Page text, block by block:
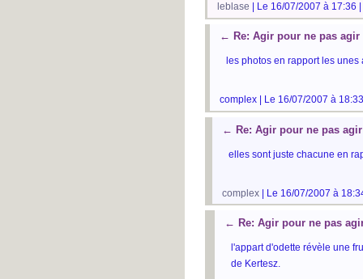
leblase | Le 16/07/2007 à 17:36 |
← Re: Agir pour ne pas agir
les photos en rapport les
complex | Le 16/07/2007 à
← Re: Agir pour ne pas
elles sont juste chacune en
complex | Le 16/07/2007 à
← Re: Agir pour ne pas
l'appart d'odette révèle une
de Kertesz.